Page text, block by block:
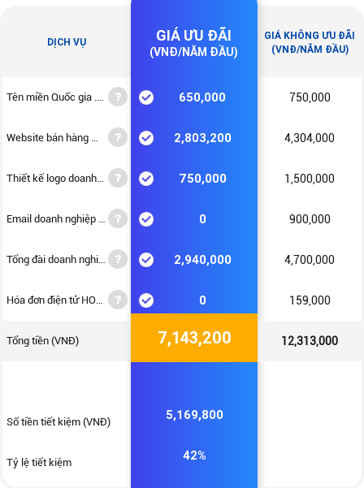
DỊCH VỤ
Tên miền Quốc gia .VN
Website bán hàng WEB4S
Thiết kế logo doanh nghiệp
Email doanh nghiệp UMAIL
Tổng đài doanh nghiệp VFONE
Hóa đơn điện tử HOADON.BIZ
Tổng tiền (VNĐ)
Số tiền tiết kiệm (VNĐ)
Tỷ lệ tiết kiệm
GIÁ ƯU ĐÃI
(VNĐ/NĂM ĐẦU)
650,000
2,803,200
750,000
0
2,940,000
0
7,143,200
5,169,800
42%
GIÁ KHÔNG ƯU ĐÃI
(VNĐ/NĂM ĐẦU)
750,000
4,304,000
1,500,000
900,000
4,700,000
159,000
12,313,000